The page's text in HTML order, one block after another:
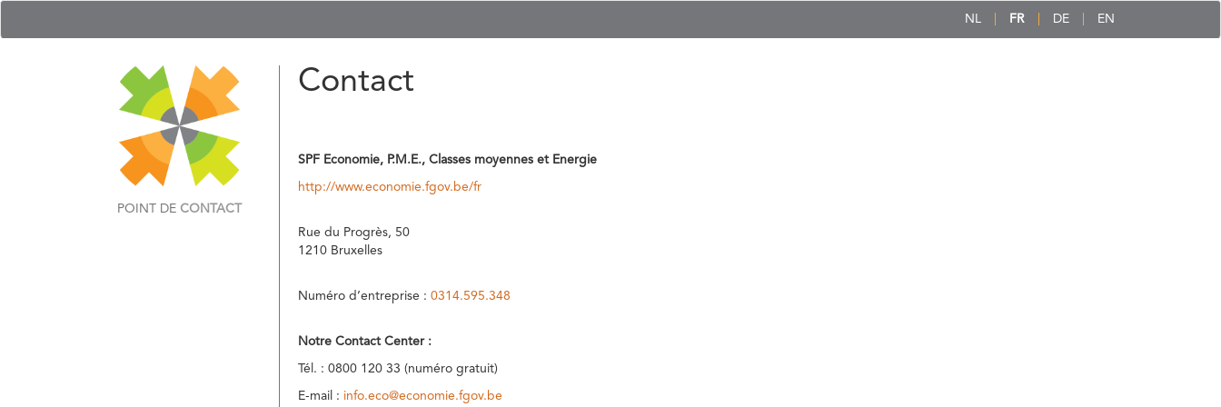
NL FR DE EN
POINT DE CONTACT
Contact
SPF Economie, P.M.E., Classes moyennes et Energie
http://www.economie.fgov.be/fr
Rue du Progrès, 50
1210 Bruxelles
Numéro d’entreprise : 0314.595.348
Notre Contact Center :
Tél. : 0800 120 33 (numéro gratuit)
E-mail : info.eco@economie.fgov.be